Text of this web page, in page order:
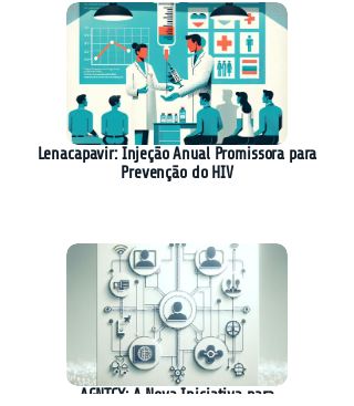
Lenacapavir: Injeção Anual Promissora para
Prevenção do HIV
AGNTCY: A Nova Iniciativa para